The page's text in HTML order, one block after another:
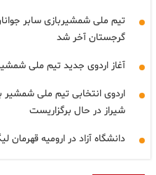
تیم ملی شمشیربازی سابر
گرجستان آخر شد
آغاز اردوی جدید تیم ملی
شیراز در حال برگزاریست
دانشگاه آزاد در ارومیه